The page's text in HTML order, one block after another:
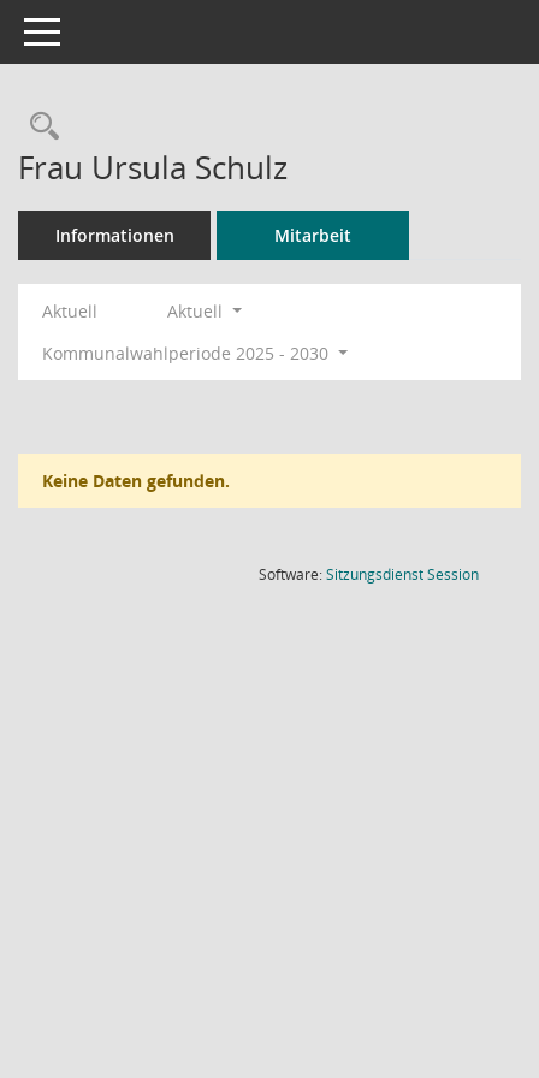
Toggle navigation
Rechercheauswahl
Frau Ursula Schulz
Informationen Mitarbeit
Aktuell
Aktuell
Kommunalwahlperiode 2025 - 2030
Keine Daten gefunden.
Software:SitzungsdienstSession(Wird in